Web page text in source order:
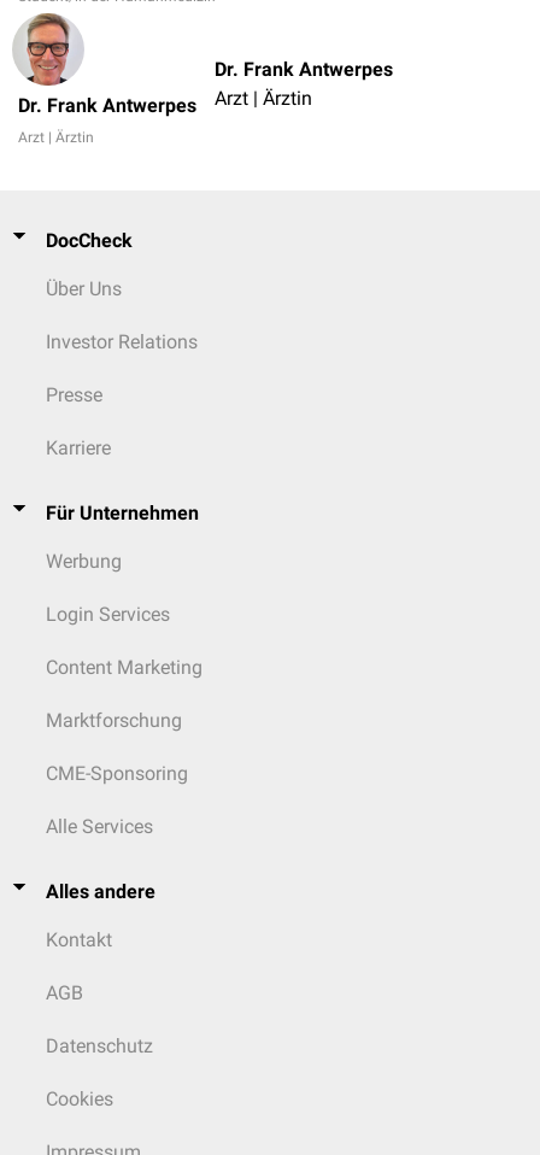
Dr. Frank Antwerpes
Arzt | Ärztin
Dr. Frank Antwerpes
Arzt | Ärztin
DocCheck
Über Uns
Investor Relations
Presse
Karriere
Für Unternehmen
Werbung
Login Services
Content Marketing
Marktforschung
CME-Sponsoring
Alle Services
Alles andere
Kontakt
AGB
Datenschutz
Cookies